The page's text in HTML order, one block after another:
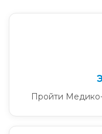
Пройти